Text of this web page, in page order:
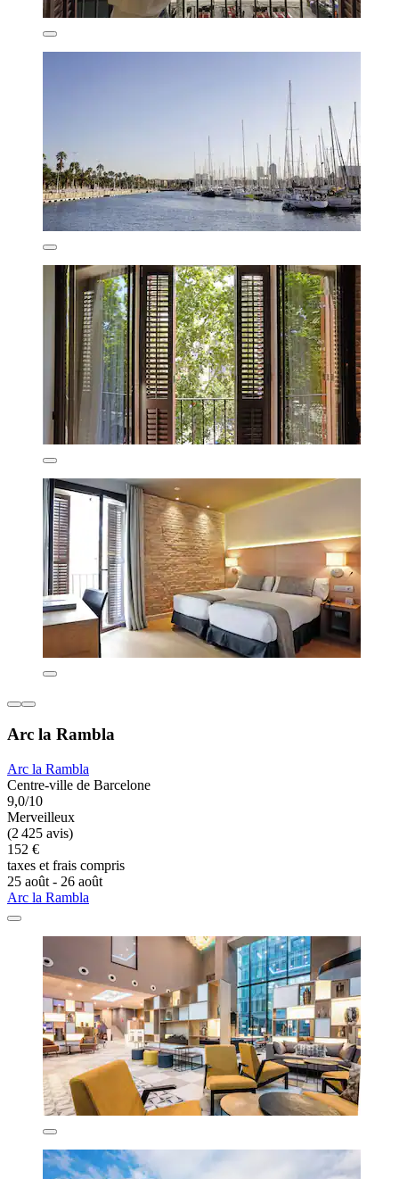
Arc la Rambla
Arc la Rambla
Centre-ville de Barcelone
9,0/10
Merveilleux
(2 425 avis)
152 €
taxes et frais compris
25 août - 26 août
Arc la Rambla